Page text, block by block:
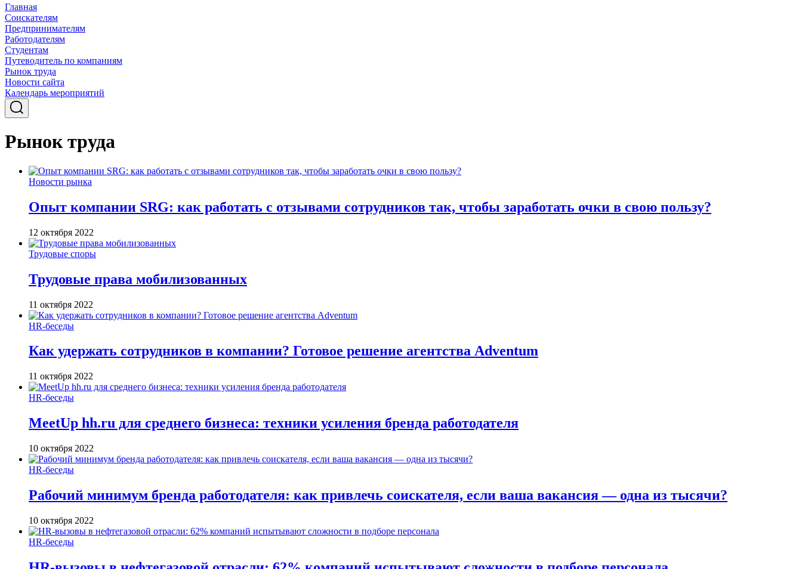
Главная
Соискателям
Предпринимателям
Работодателям
Студентам
Путеводитель по компаниям
Рынок труда
Новости сайта
Календарь мероприятий
Рынок труда
Новости рынка
Опыт компании SRG: как работать с отзывами сотрудников так, чтобы заработать очки в свою пользу?
12 октября 2022
Трудовые споры
Трудовые права мобилизованных
11 октября 2022
HR-беседы
Как удержать сотрудников в компании? Готовое решение агентства Adventum
11 октября 2022
HR-беседы
MeetUp hh.ru для среднего бизнеса: техники усиления бренда работодателя
10 октября 2022
HR-беседы
Рабочий минимум бренда работодателя: как привлечь соискателя, если ваша вакансия — одна из тысячи?
10 октября 2022
HR-беседы